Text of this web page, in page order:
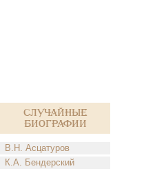
Случайные
биографии
В.Н. Асцатуров
К.А. Бендерский